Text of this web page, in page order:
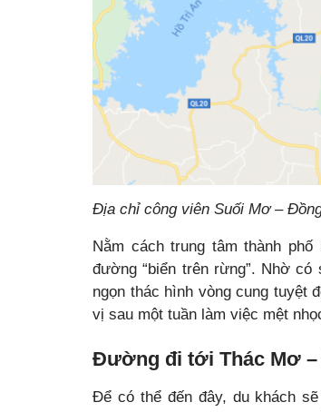
Địa chỉ công viên Suối Mơ –
Nằm cách trung tâm thành
đường “biển trên rừng”. Nhờ
ngọn thác hình vòng cung tuyệt
vị sau một tuần làm việc mệt
Đường đi tới Thác Mơ –
Để có thể đến đây, du khách